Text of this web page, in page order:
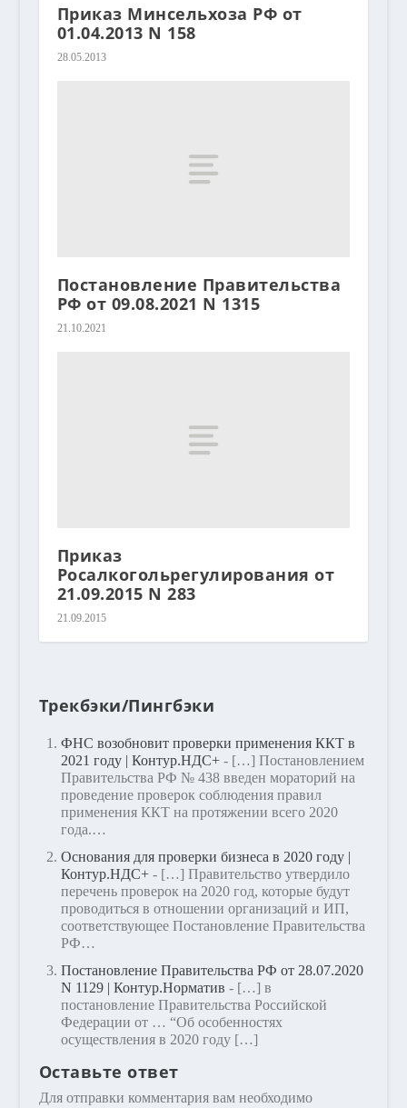
Приказ Минсельхоза РФ от
01.04.2013 N 158
28.05.2013
Постановление Правительства
РФ от 09.08.2021 N 1315
21.10.2021
Приказ
Росалкогольрегулирования от
21.09.2015 N 283
21.09.2015
Трекбэки/Пингбэки
ФНС возобновит проверки применения ККТ в
2021 году | Контур.НДС+- […] Постановлением
Правительства РФ № 438 введен мораторий на
проведение проверок соблюдения правил
применения ККТ на протяжении всего 2020
года.…
Основания для проверки бизнеса в 2020 году |
Контур.НДС+- […] Правительство утвердило
перечень проверок на 2020 год, которые будут
проводиться в отношении организаций и ИП,
соответствующее Постановление Правительства
РФ…
Постановление Правительства РФ от 28.07.2020
N 1129 | Контур.Норматив - […] в
постановление Правительства Российской
Федерации от … “Об особенностях
осуществления в 2020 году […]
Оставьте ответ
Для отправки комментария вам необходимо